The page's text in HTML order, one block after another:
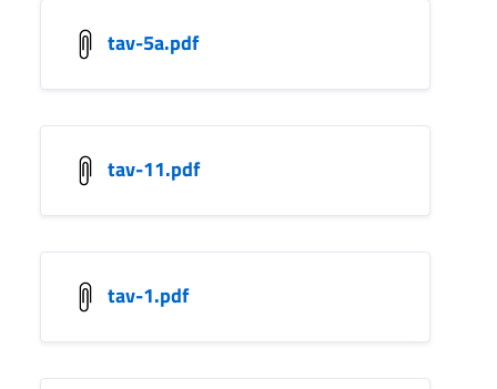
tav-5a.pdf
tav-11.pdf
tav-1.pdf